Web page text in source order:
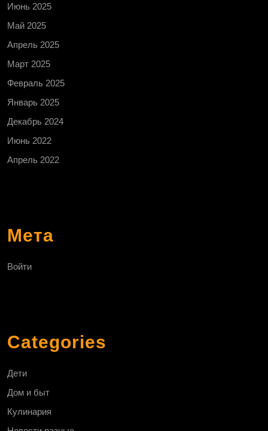
Июнь 2025
Май 2025
Апрель 2025
Март 2025
Февраль 2025
Январь 2025
Декабрь 2024
Июнь 2022
Апрель 2022
Мета
Войти
Categories
Дети
Дом и быт
Кулинария